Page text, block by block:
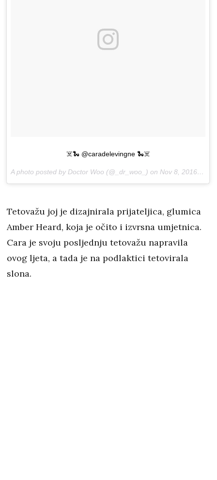
☠️🐍 @caradelevingne 🐍☠️
A photo posted by Doctor Woo (@_dr_woo_) on Nov 8, 2016 at 12:24pm PST
Tetovažu joj je dizajnirala prijateljica, glumica
Amber Heard, koja je očito i izvrsna umjetnica.
Cara je svoju posljednju tetovažu napravila
ovog ljeta, a tada je na podlaktici tetovirala
slona.